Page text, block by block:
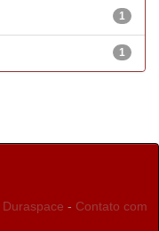
1
1
Duraspace - Contato com